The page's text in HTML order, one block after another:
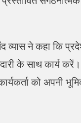
व्यास ने कहा कि
के साथ कार्य
को अपनी